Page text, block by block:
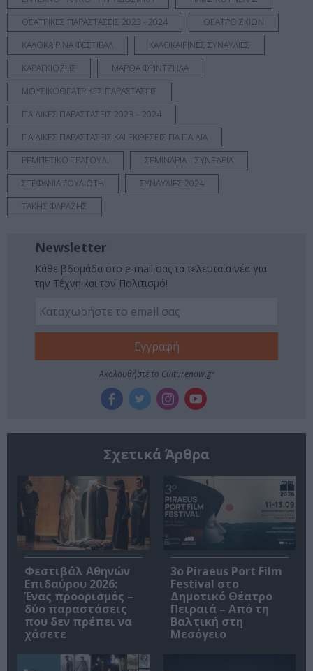
ΘΕΑΤΡΙΚΕΣ ΠΑΡΑΣΤΑΣΕΙΣ 2023 - 2024
ΘΕΑΤΡΟ ΣΚΙΩΝ
ΚΑΛΟΚΑΙΡΙΝΑ ΦΕΣΤΙΒΑΛ
ΚΑΛΟΚΑΙΡΙΝΕΣ ΣΥΝΑΥΛΙΕΣ
ΚΑΡΑΓΚΙΟΖΗΣ
ΜΑΡΘΑ ΦΡΙΝΤΖΗΛΑ
ΜΟΥΣΙΚΟΘΕΑΤΡΙΚΕΣ ΠΑΡΑΣΤΑΣΕΙΣ
ΠΑΙΔΙΚΕΣ ΠΑΡΑΣΤΑΣΕΙΣ 2023 – 2024
ΠΑΙΔΙΚΕΣ ΠΑΡΑΣΤΑΣΕΙΣ ΚΑΙ ΕΚΘΕΣΕΙΣ ΓΙΑ ΠΑΙΔΙΑ
ΡΕΜΠΕΤΙΚΟ ΤΡΑΓΟΥΔΙ
ΣΕΜΙΝΑΡΙΑ – ΣΥΝΕΔΡΙΑ
ΣΤΕΦΑΝΙΑ ΓΟΥΛΙΩΤΗ
ΣΥΝΑΥΛΙΕΣ 2024
ΤΑΚΗΣ ΦΑΡΑΖΗΣ
Newsletter
Κάθε βδομάδα στο e-mail σας τα τελευταία νέα για
την Τέχνη και τον Πολιτισμό!
Ακολουθήστε το Culturenow.gr
Σχετικά Άρθρα
Φεστιβάλ Αθηνών
Επιδαύρου 2026:
Ένας προορισμός –
δύο παραστάσεις
που δεν πρέπει να
χάσετε
3o Piraeus Port Film
Festival στο
Δημοτικό Θέατρο
Πειραιά – Από τη
Βαλτική στη
Μεσόγειο